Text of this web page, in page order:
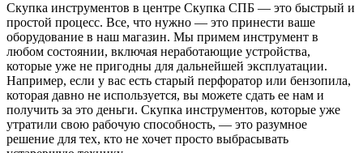
Скупка инструментов в центре Скупка СПБ — это быстрый и
простой процесс. Все, что нужно — это принести ваше
оборудование в наш магазин. Мы примем инструмент в
любом состоянии, включая неработающие устройства,
которые уже не пригодны для дальнейшей эксплуатации.
Например, если у вас есть старый перфоратор или бензопила,
которая давно не используется, вы можете сдать ее нам и
получить за это деньги. Скупка инструментов, которые уже
утратили свою рабочую способность, — это разумное
решение для тех, кто не хочет просто выбрасывать